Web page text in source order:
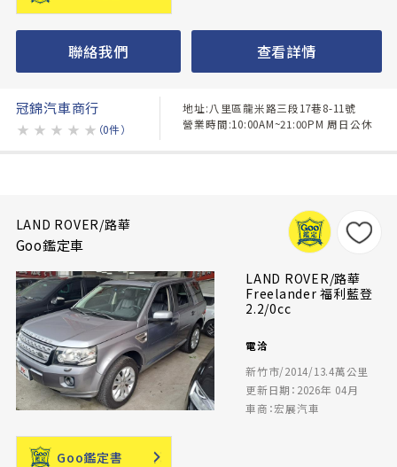
聯絡我們 查看詳情
冠錦汽車商行
★ ★ ★ ★ ★ （0件）
地址:八里區龍米路三段17巷8-11號
營業時間:10:00AM~21:00PM 周日公休
LAND ROVER/路華
Goo鑑定車
LAND ROVER/路華
Freelander 福利藍登
2.2/0cc
電洽
新竹市/2014/13.4萬公里
更新日期：2026年 04月
車商：宏展汽車
Goo鑑定書